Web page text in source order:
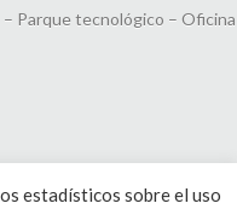
Parque tecnológico – Oficina
estadísticos sobre el uso